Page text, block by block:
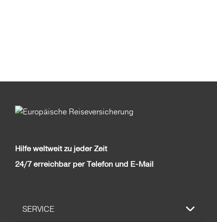
Hilfe weltweit zu jeder Zeit
24/7 erreichbar per Telefon und E-Mail
SERVICE